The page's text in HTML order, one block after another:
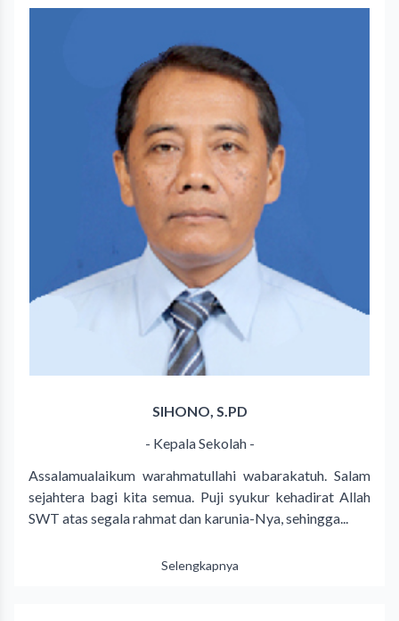
SIHONO, S.PD
- Kepala Sekolah -
Assalamualaikum warahmatullahi wabarakatuh. Salam
sejahtera bagi kita semua. Puji syukur kehadirat Allah
SWT atas segala rahmat dan karunia-Nya, sehingga...
Selengkapnya